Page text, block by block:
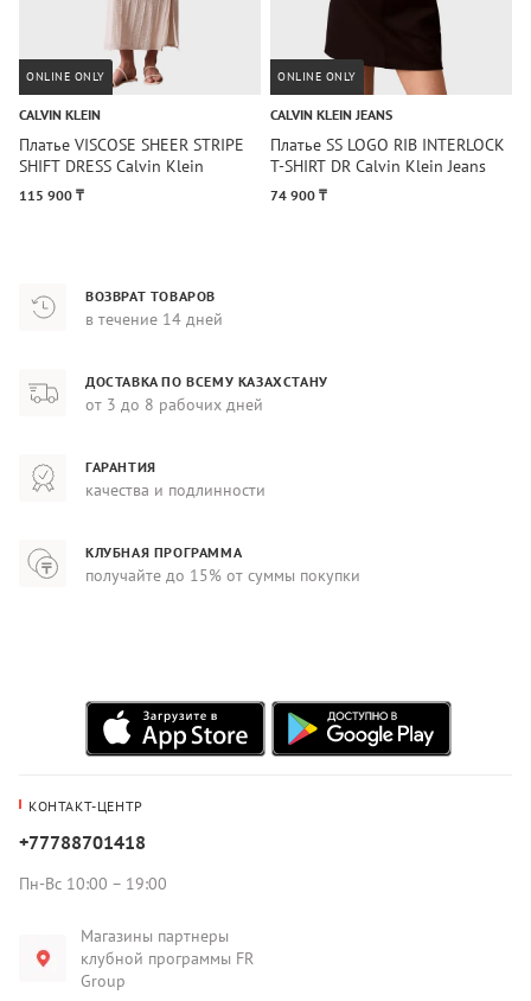
ONLINE ONLY
CALVIN KLEIN
Платье VISCOSE SHEER STRIPE
SHIFT DRESS Calvin Klein
115 900 ₸
ONLINE ONLY
CALVIN KLEIN JEANS
Платье SS LOGO RIB INTERLOCK
T-SHIRT DR Calvin Klein Jeans
74 900 ₸
ВОЗВРАТ ТОВАРОВ
в течение 14 дней
ДОСТАВКА ПО ВСЕМУ КАЗАХСТАНУ
от 3 до 8 рабочих дней
ГАРАНТИЯ
качества и подлинности
КЛУБНАЯ ПРОГРАММА
получайте до 15% от суммы покупки
КОНТАКТ-ЦЕНТР
+77788701418
Пн-Вс 10:00 – 19:00
Магазины партнеры
клубной программы FR
Group